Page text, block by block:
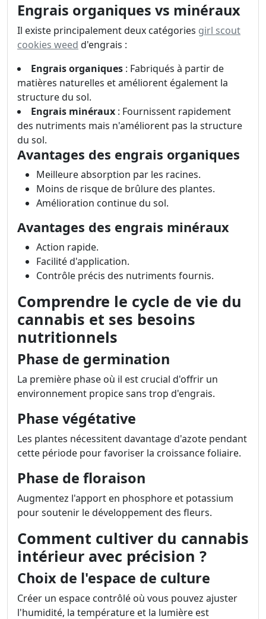
Engrais organiques vs minéraux
Il existe principalement deux catégories girl scout
cookies weed d'engrais :
Engrais organiques : Fabriqués à partir de
matières naturelles et améliorent également la
structure du sol.
Engrais minéraux : Fournissent rapidement
des nutriments mais n'améliorent pas la structure
du sol.
Avantages des engrais organiques
Meilleure absorption par les racines.
Moins de risque de brûlure des plantes.
Amélioration continue du sol.
Avantages des engrais minéraux
Action rapide.
Facilité d'application.
Contrôle précis des nutriments fournis.
Comprendre le cycle de vie du
cannabis et ses besoins
nutritionnels
Phase de germination
La première phase où il est crucial d'offrir un
environnement propice sans trop d'engrais.
Phase végétative
Les plantes nécessitent davantage d'azote pendant
cette période pour favoriser la croissance foliaire.
Phase de floraison
Augmentez l'apport en phosphore et potassium
pour soutenir le développement des fleurs.
Comment cultiver du cannabis
intérieur avec précision ?
Choix de l'espace de culture
Créer un espace contrôlé où vous pouvez ajuster
l'humidité, la température et la lumière est